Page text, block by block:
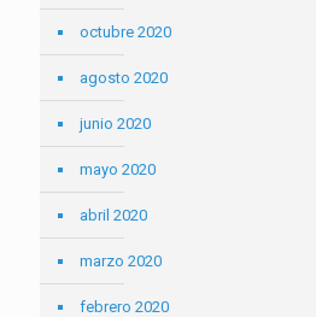
octubre 2020
agosto 2020
junio 2020
mayo 2020
abril 2020
marzo 2020
febrero 2020